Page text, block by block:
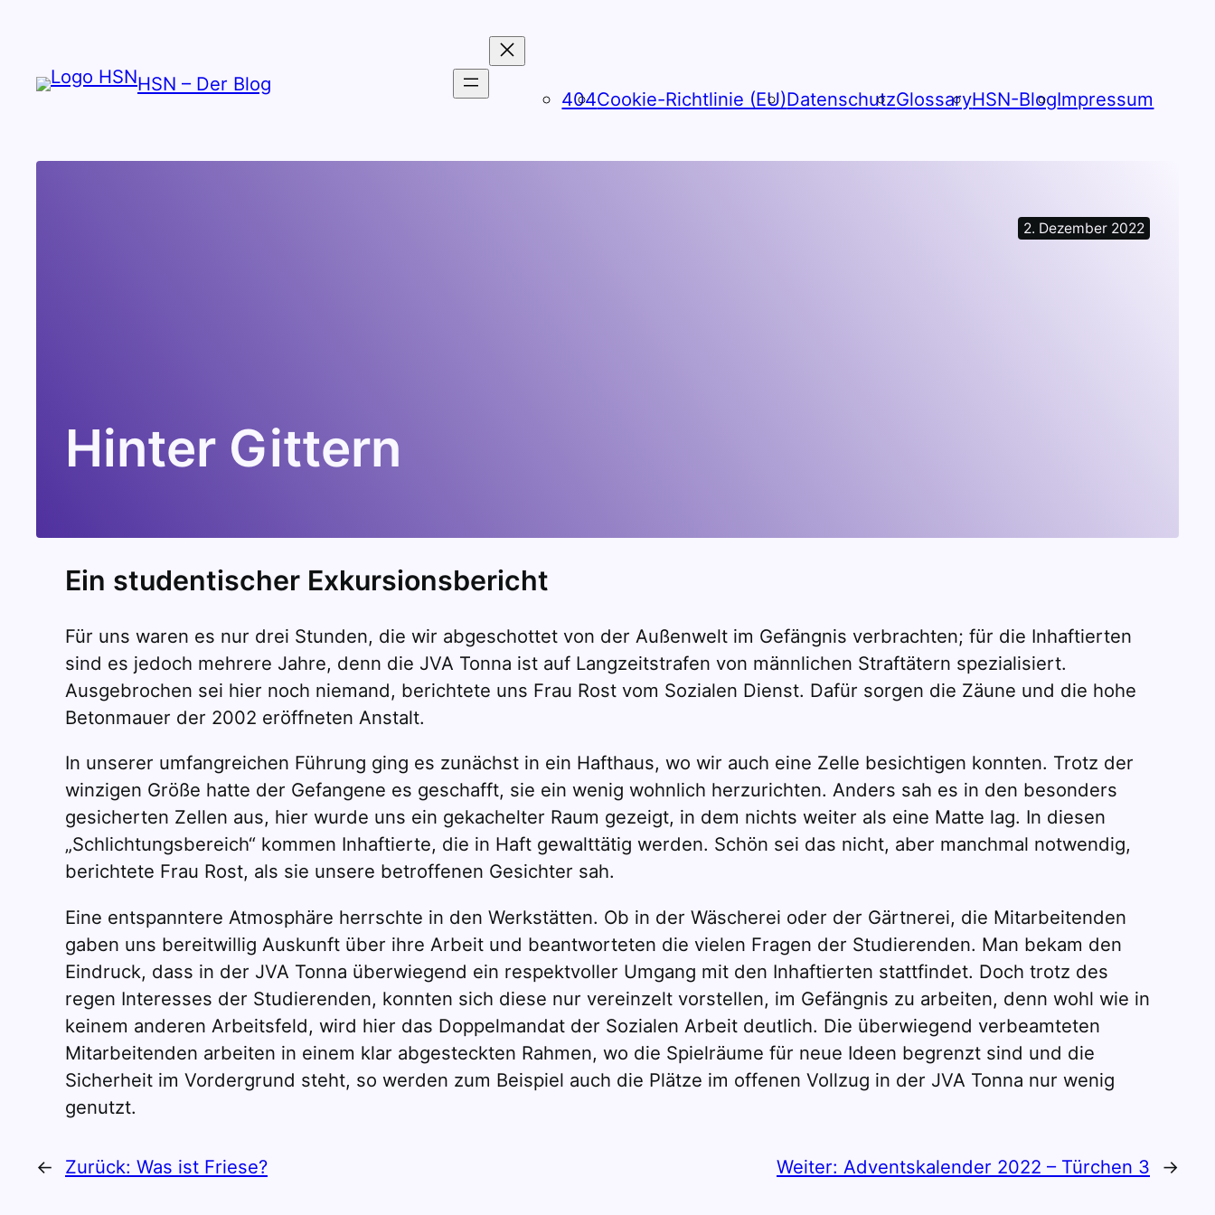
springen
HSN – Der Blog
404Cookie-Richtlinie (EU)DatenschutzGlossaryHSN-BlogImpressum
2. Dezember 2022
Hinter Gittern
Ein studentischer Exkursionsbericht
Für uns waren es nur drei Stunden, die wir abgeschottet von der Außenwelt im Gefängnis verbrachten; für die Inhaftierten
sind es jedoch mehrere Jahre, denn die JVA Tonna ist auf Langzeitstrafen von männlichen Straftätern spezialisiert.
Ausgebrochen sei hier noch niemand, berichtete uns Frau Rost vom Sozialen Dienst. Dafür sorgen die Zäune und die hohe
Betonmauer der 2002 eröffneten Anstalt.
In unserer umfangreichen Führung ging es zunächst in ein Hafthaus, wo wir auch eine Zelle besichtigen konnten. Trotz der
winzigen Größe hatte der Gefangene es geschafft, sie ein wenig wohnlich herzurichten. Anders sah es in den besonders
gesicherten Zellen aus, hier wurde uns ein gekachelter Raum gezeigt, in dem nichts weiter als eine Matte lag. In diesen
„Schlichtungsbereich“ kommen Inhaftierte, die in Haft gewalttätig werden. Schön sei das nicht, aber manchmal notwendig,
berichtete Frau Rost, als sie unsere betroffenen Gesichter sah.
Eine entspanntere Atmosphäre herrschte in den Werkstätten. Ob in der Wäscherei oder der Gärtnerei, die Mitarbeitenden
gaben uns bereitwillig Auskunft über ihre Arbeit und beantworteten die vielen Fragen der Studierenden. Man bekam den
Eindruck, dass in der JVA Tonna überwiegend ein respektvoller Umgang mit den Inhaftierten stattfindet. Doch trotz des
regen Interesses der Studierenden, konnten sich diese nur vereinzelt vorstellen, im Gefängnis zu arbeiten, denn wohl wie in
keinem anderen Arbeitsfeld, wird hier das Doppelmandat der Sozialen Arbeit deutlich. Die überwiegend verbeamteten
Mitarbeitenden arbeiten in einem klar abgesteckten Rahmen, wo die Spielräume für neue Ideen begrenzt sind und die
Sicherheit im Vordergrund steht, so werden zum Beispiel auch die Plätze im offenen Vollzug in der JVA Tonna nur wenig
genutzt.
← Zurück: Was ist Friese? Weiter: Adventskalender 2022 – Türchen 3 →